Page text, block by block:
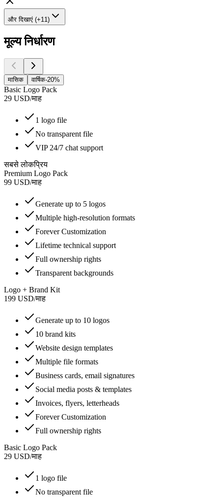
और दिखाएं (+11)
मूल्य निर्धारण
मासिक वार्षिक-20%
Basic Logo Pack
29 USD/माह
1 logo file
No transparent file
VIP 24/7 chat support
सबसे लोकप्रिय
Premium Logo Pack
99 USD/माह
Generate up to 5 logos
Multiple high-resolution formats
Forever Customization
Lifetime technical support
Full ownership rights
Transparent backgrounds
Logo + Brand Kit
199 USD/माह
Generate up to 10 logos
10 brand kits
Website design templates
Multiple file formats
Business cards, email signatures
Social media posts & templates
Invoices, flyers, letterheads
Forever Customization
Full ownership rights
Basic Logo Pack
29 USD/माह
1 logo file
No transparent file